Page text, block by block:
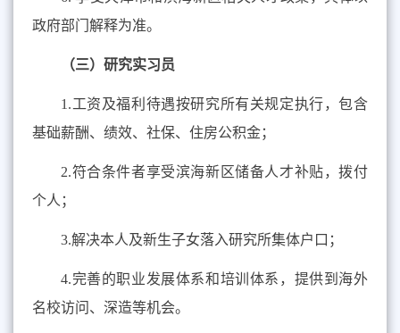
政府部门解释为准。
（三）研究实习员
1.工资及福利待遇按研究所有关规定执行，包含
基础薪酬、绩效、社保、住房公积金；
2.符合条件者享受滨海新区储备人才补贴，拨付
个人；
3.解决本人及新生子女落入研究所集体户口；
4.完善的职业发展体系和培训体系，提供到海外
名校访问、深造等机会。